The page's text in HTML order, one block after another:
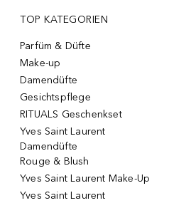
TOP KATEGORIEN
Parfüm & Düfte
Make-up
Damendüfte
Gesichtspflege
RITUALS Geschenkset
Yves Saint Laurent
Damendüfte
Rouge & Blush
Yves Saint Laurent Make-Up
Yves Saint Laurent